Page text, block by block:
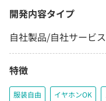
開発内容タイプ
自社製品/自社サービス
特徴
服装自由 イヤホンOK